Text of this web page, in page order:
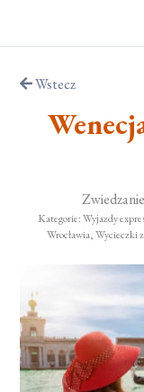
Wstecz
Kategorie: Wyjazdy
Wrocławia, Wycieczki